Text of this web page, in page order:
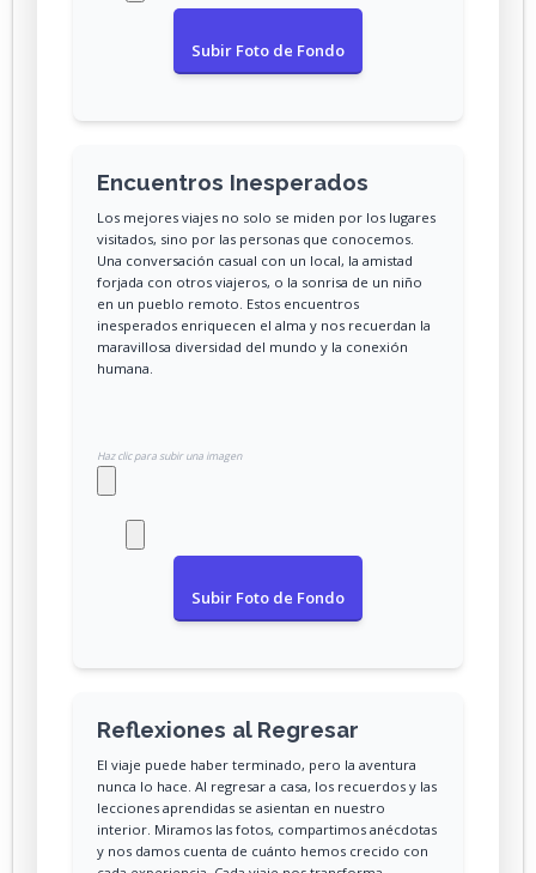
Subir Foto de Fondo
Encuentros Inesperados
Los mejores viajes no solo se miden por los lugares
visitados, sino por las personas que conocemos.
Una conversación casual con un local, la amistad
forjada con otros viajeros, o la sonrisa de un niño
en un pueblo remoto. Estos encuentros
inesperados enriquecen el alma y nos recuerdan la
maravillosa diversidad del mundo y la conexión
humana.
Haz clic para subir una imagen
Subir Foto de Fondo
Reflexiones al Regresar
El viaje puede haber terminado, pero la aventura
nunca lo hace. Al regresar a casa, los recuerdos y las
lecciones aprendidas se asientan en nuestro
interior. Miramos las fotos, compartimos anécdotas
y nos damos cuenta de cuánto hemos crecido con